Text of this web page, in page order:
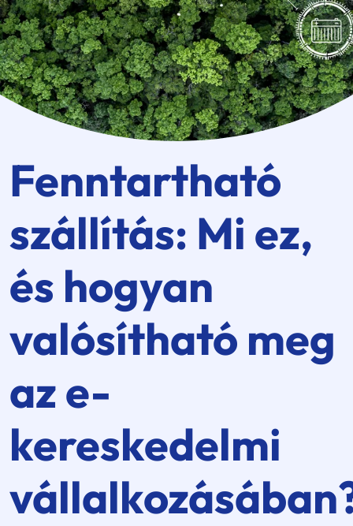
Fenntartható
szállítás: Mi ez,
és hogyan
valósítható meg
az e-
kereskedelmi